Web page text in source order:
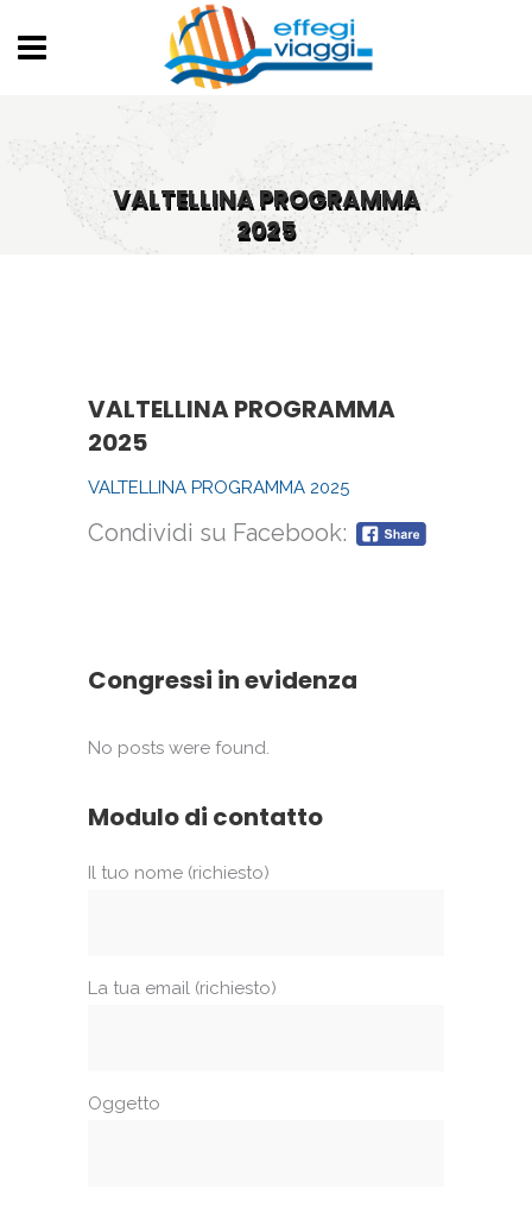
VALTELLINA PROGRAMMA
2025
VALTELLINA PROGRAMMA
2025
VALTELLINA PROGRAMMA 2025
Condividi su Facebook:
Congressi in evidenza
No posts were found.
Modulo di contatto
Il tuo nome (richiesto)
La tua email (richiesto)
Oggetto